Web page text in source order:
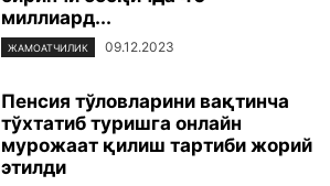
миллиард...
ЖАМОАТЧИЛИК 09.12.2023
Пенсия тўловларини вақтинча
тўхтатиб туришга онлайн
мурожаат қилиш тартиби жорий
этилди